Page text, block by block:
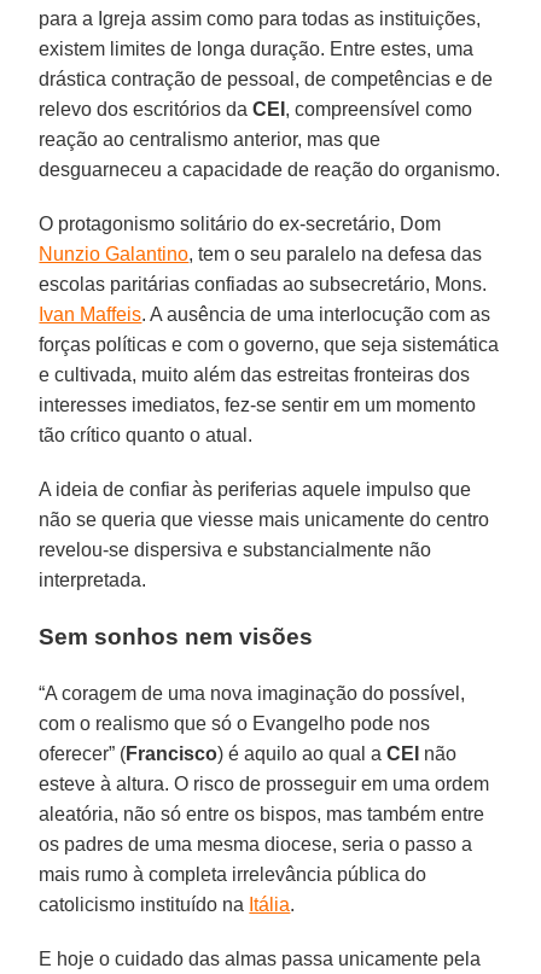
para a Igreja assim como para todas as instituições,
existem limites de longa duração. Entre estes, uma
drástica contração de pessoal, de competências e de
relevo dos escritórios daCEI , compreensível como
reação ao centralismo anterior, mas que
desguarneceu a capacidade de reação do organismo.
O protagonismo solitário do ex-secretário, Dom
Nunzio Galantino, tem o seu paralelo na defesa das
escolas paritárias confiadas ao subsecretário, Mons.
Ivan Maffeis. A ausência de uma interlocução com as
forças políticas e com o governo, que seja sistemática
e cultivada, muito além das estreitas fronteiras dos
interesses imediatos, fez-se sentir em um momento
tão crítico quanto o atual.
A ideia de confiar às periferias aquele impulso que
não se queria que viesse mais unicamente do centro
revelou-se dispersiva e substancialmente não
interpretada.
Sem sonhos nem visões
“A coragem de uma nova imaginação do possível,
com o realismo que só o Evangelho pode nos
oferecer” (Francisco) é aquilo ao qual aCEI não
esteve à altura. O risco de prosseguir em uma ordem
aleatória, não só entre os bispos, mas também entre
os padres de uma mesma diocese, seria o passo a
mais rumo à completa irrelevância pública do
catolicismo instituído na Itália.
E hoje o cuidado das almas passa unicamente pela